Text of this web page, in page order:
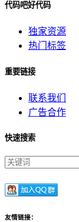
代码吧好代码
独家资源
热门标签
重要链接
联系我们
广告合作
快速搜索
友情链接：